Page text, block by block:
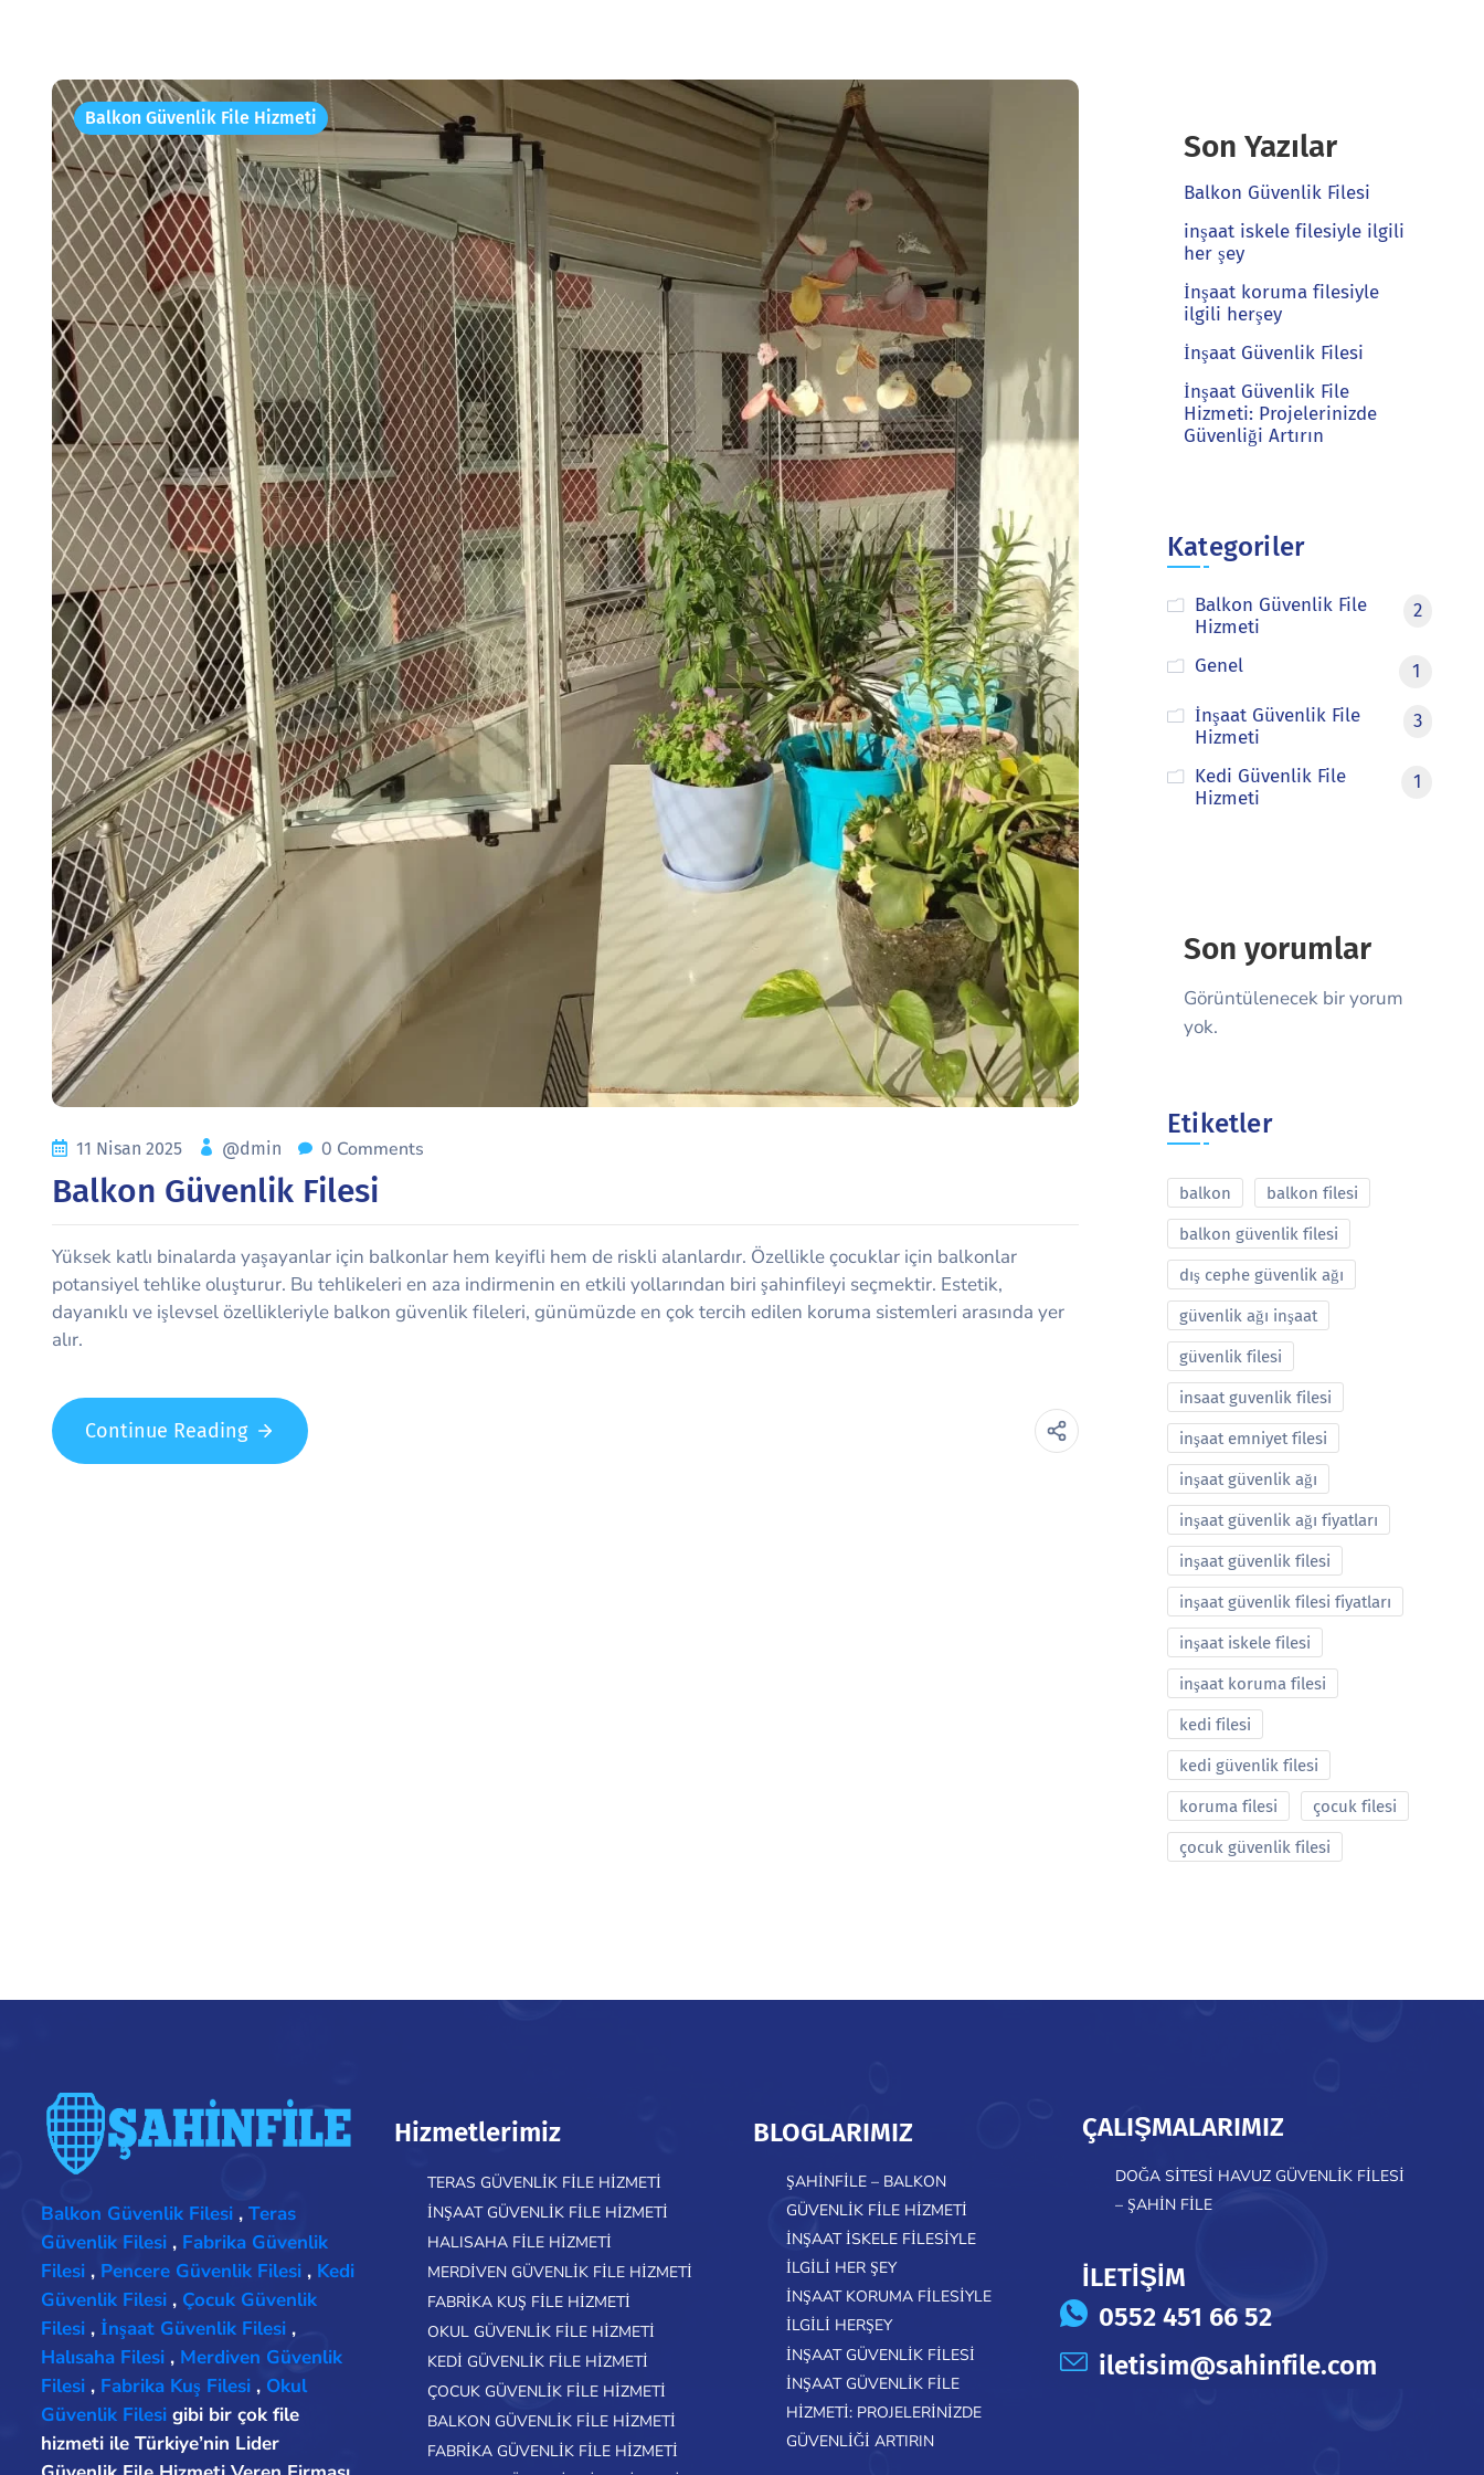
Balkon Güvenlik File Hizmeti
11 Nisan 2025 @dmin 0 Comments
Balkon Güvenlik Filesi
Yüksek katlı binalarda yaşayanlar için balkonlar hem keyifli hem de riskli alanlardır. Özellikle çocuklar için balkonlar
potansiyel tehlike oluşturur. Bu tehlikeleri en aza indirmenin en etkili yollarından biri şahinfileyi seçmektir. Estetik,
dayanıklı ve işlevsel özellikleriyle balkon güvenlik fileleri, günümüzde en çok tercih edilen koruma sistemleri arasında yer
alır.
Continue Reading
Son Yazılar
Balkon Güvenlik Filesi
inşaat iskele filesiyle ilgili
her şey
İnşaat koruma filesiyle
ilgili herşey
İnşaat Güvenlik Filesi
İnşaat Güvenlik File
Hizmeti: Projelerinizde
Güvenliği Artırın
Kategoriler
Balkon Güvenlik File
Hizmeti
2
Genel
1
İnşaat Güvenlik File
Hizmeti
3
Kedi Güvenlik File
Hizmeti
1
Son yorumlar
Görüntülenecek bir yorum
yok.
Etiketler
balkon balkon filesi
balkon güvenlik filesi
dış cephe güvenlik ağı
güvenlik ağı inşaat
güvenlik filesi
insaat guvenlik filesi
inşaat emniyet filesi
inşaat güvenlik ağı
inşaat güvenlik ağı fiyatları
inşaat güvenlik filesi
inşaat güvenlik filesi fiyatları
inşaat iskele filesi
inşaat koruma filesi
kedi filesi
kedi güvenlik filesi
koruma filesi çocuk filesi
çocuk güvenlik filesi
Balkon Güvenlik Filesi , Teras
Güvenlik Filesi , Fabrika Güvenlik
Filesi , Pencere Güvenlik Filesi , Kedi
Güvenlik Filesi , Çocuk Güvenlik
Filesi , İnşaat Güvenlik Filesi ,
Halısaha Filesi , Merdiven Güvenlik
Filesi , Fabrika Kuş Filesi , Okul
Güvenlik Filesi gibi bir çok file
hizmeti ile Türkiye’nin Lider
Hizmetlerimiz
TERAS GÜVENLIK FILE HIZMETI
İNŞAAT GÜVENLIK FILE HIZMETI
HALISAHA FILE HIZMETI
MERDIVEN GÜVENLIK FILE HIZMETI
FABRIKA KUŞ FILE HIZMETI
OKUL GÜVENLIK FILE HIZMETI
KEDI GÜVENLIK FILE HIZMETI
ÇOCUK GÜVENLIK FILE HIZMETI
BALKON GÜVENLIK FILE HIZMETI
FABRIKA GÜVENLIK FILE HIZMETI
BLOGLARIMIZ
ŞAHINFILE – BALKON
GÜVENLIK FILE HIZMETI
INŞAAT ISKELE FILESIYLE
ILGILI HER ŞEY
İNŞAAT KORUMA FILESIYLE
ILGILI HERŞEY
İNŞAAT GÜVENLIK FILESI
İNŞAAT GÜVENLIK FILE
HIZMETI: PROJELERINIZDE
GÜVENLIĞI ARTIRIN
ÇALIŞMALARIMIZ
DOĞA SITESI HAVUZ GÜVENLIK FILESI
– ŞAHIN FILE
İLETİŞİM
0552 451 66 52
iletisim@sahinfile.com